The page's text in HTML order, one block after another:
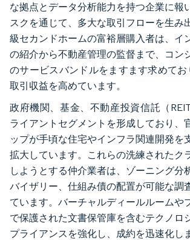
な拠点とデータ分析能力を持つ企業に報
スクを通じて、多大な取引フローを生み
級セカンドホームの富裕層購入者は、イ
の紹介から不動産管理の監督まで、コン
のサービスバンドルをますます求めて
取引収益を高めています。
政府機関、基金、不動産投資信託（
ライアントセグメントを形成しており、
ップが手頃な住宅やインフラ関連開発を
拡大しています。これらの洗練されたク
しようとする仲介業者は、ゾーニング分
バイザリー、仕組み債の配置が可能な調
ています。バーチャルディールルームや
で保護された文書保管庫を含むテクノロ
プライアンスを強化し、成約を迅速化し